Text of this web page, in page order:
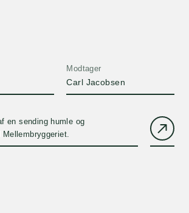
Modtager
Carl Jacobsen
en sending humle og